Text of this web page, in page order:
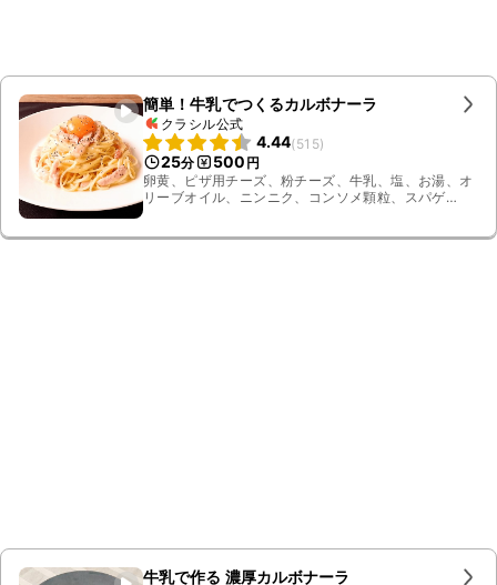
簡単！牛乳でつくるカルボナーラ
クラシル公式
4.44(515)
25分 500 円
卵黄、ピザ用チーズ、粉チーズ、牛乳、塩、お湯、オ
リーブオイル、ニンニク、コンソメ顆粒、スパゲ
牛乳で作る 濃厚カルボナーラ